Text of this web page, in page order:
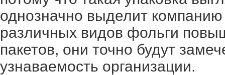
однозначно выделит
различных видов фольги
пакетов, они точно будут
узнаваемость организации.